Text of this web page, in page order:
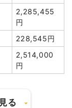
2,285,455
円
228,545円
2,514,000
円
る